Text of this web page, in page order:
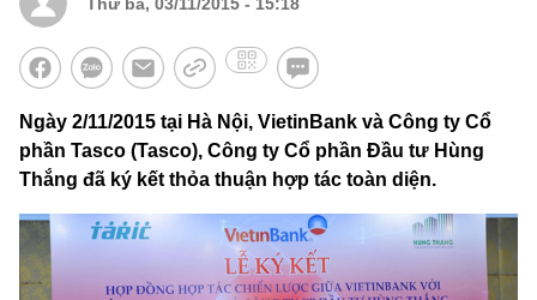
Ngày 2/11/2015 tại Hà Nội, VietinBank và Công ty Cổ
phần Tasco (Tasco), Công ty Cổ phần Đầu tư Hùng
Thắng đã ký kết thỏa thuận hợp tác toàn diện.